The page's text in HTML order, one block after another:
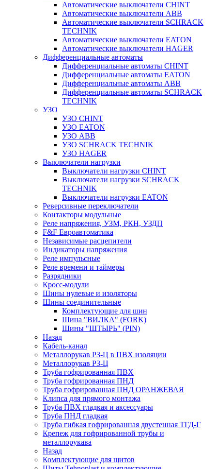
Автоматические выключатели CHINT
Автоматические выключатели ABB
Автоматические выключатели SCHRACK
TECHNIK
Автоматические выключатели EATON
Автоматические выключатели HAGER
Дифференциальные автоматы
Дифференциальные автоматы CHINT
Дифференциальные автоматы EATON
Дифференциальные автоматы ABB
Дифференциальные автоматы SCHRACK
TECHNIK
УЗО
УЗО CHINT
УЗО EATON
УЗО ABB
УЗО SCHRACK TECHNIK
УЗО HAGER
Выключатели нагрузки
Выключатели нагрузки CHINT
Выключатели нагрузки SCHRACK
TECHNIK
Выключатели нагрузки EATON
Реверсивные переключатели
Контакторы модульные
Реле напряжения, УЗМ, РКН, УЗДП
F&F Евроавтоматика
Независимые расцепители
Индикаторы напряжения
Реле импульсные
Реле времени и таймеры
Разрядники
Кросс-модули
Шины нулевые и изоляторы
Шины соединительные
Комплектующие для шин
Шина "ВИЛКА" (FORK)
Шины "ШТЫРЬ" (PIN)
Назад
Кабель-канал
Металлорукав РЗ-Ц в ПВХ изоляции
Металлорукав РЗ-Ц
Труба гофрированная ПВХ
Труба гофрированная ПНД
Труба гофрированная ПНД ОРАНЖЕВАЯ
Клипса для прямого монтажа
Труба ПВХ гладкая и аксессуары
Труба ПНД гладкая
Труба гибкая гофрированная двустенная ТГД-Г
Крепеж для гофрированной трубы и
металлорукава
Назад
Комплектующие для щитов